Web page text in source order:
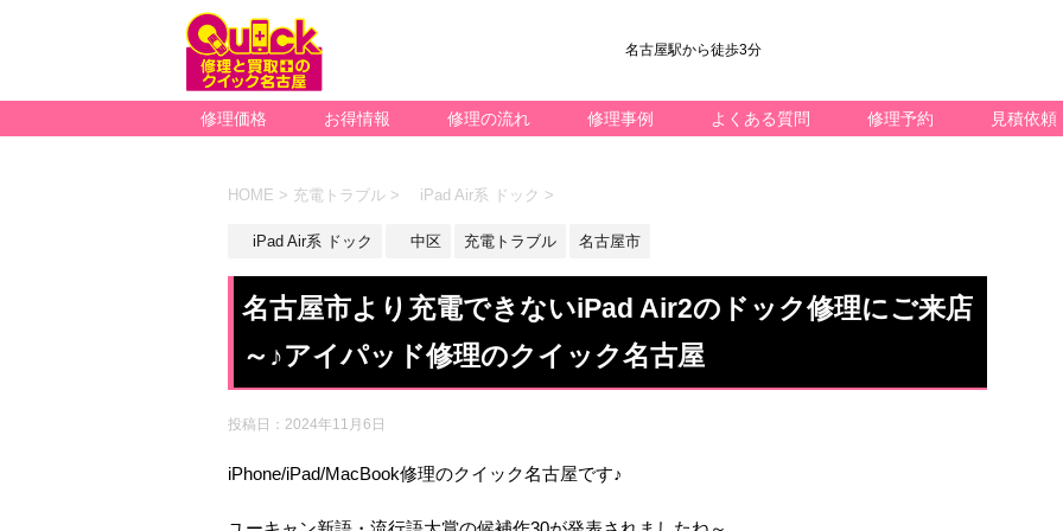
名古屋駅から徒歩3分
修理価格 お得情報 修理の流れ 修理事例 よくある質問 修理予約 見積依頼
HOME > 充電トラブル > iPad Air系 ドック >
iPad Air系 ドック 中区 充電トラブル 名古屋市
名古屋市より充電できないiPad Air2のドック修理にご来店
～♪アイパッド修理のクイック名古屋
投稿日： 2024年11月6日
iPhone/iPad/MacBook修理のクイック名古屋です♪